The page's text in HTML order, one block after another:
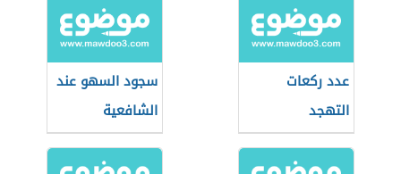
عدد ركعات
التهجد
سجود السهو عند
الشافعية